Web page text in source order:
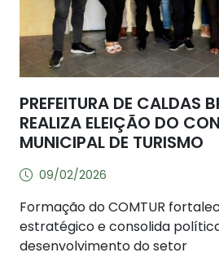
PREFEITURA DE CALDAS
REALIZA ELEIÇÃO DO
MUNICIPAL DE TURISMO
09/02/2026
Formação do COMTUR
estratégico e consolida
desenvolvimento do setor